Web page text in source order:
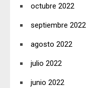
octubre 2022
septiembre 2022
agosto 2022
julio 2022
junio 2022